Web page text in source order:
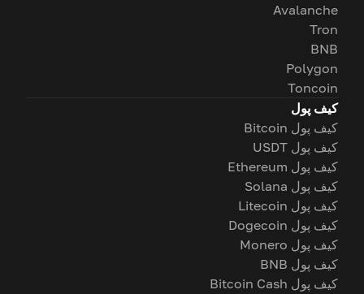
Avalanche
Tron
BNB
Polygon
Toncoin
کیف پول
کیف پول Bitcoin
کیف پول USDT
کیف پول Ethereum
کیف پول Solana
کیف پول Litecoin
کیف پول Dogecoin
کیف پول Monero
کیف پول BNB
کیف پول Bitcoin Cash